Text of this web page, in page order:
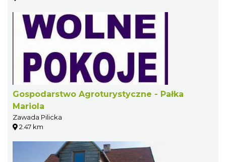
Gospodarstwo Agroturystyczne - Pałka
Mariola
Zawada Pilicka
2.47 km